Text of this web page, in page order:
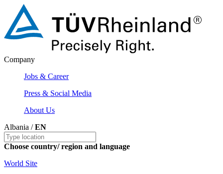
Company
Jobs & Career
Press & Social Media
About Us
Albania /EN
Choose country/ region and language
World Site